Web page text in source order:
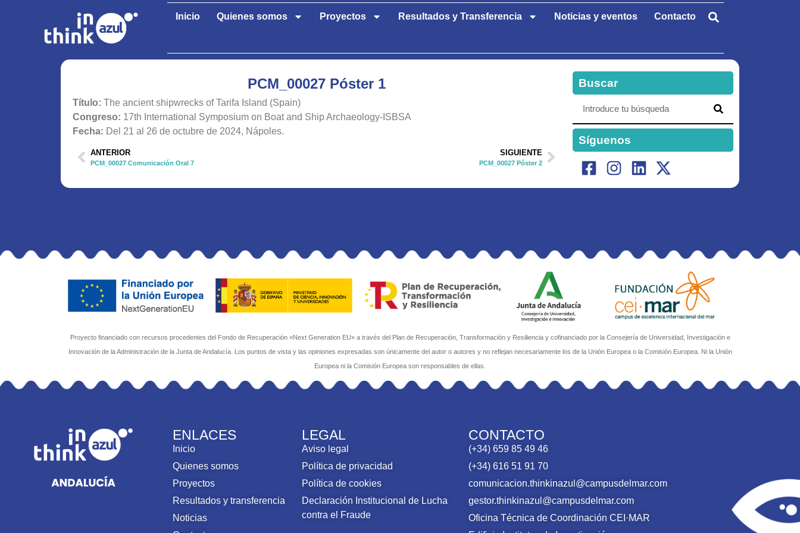
Inicio Quienes somos Proyectos Resultados y Transferencia Noticias y eventos Contacto
PCM_00027 Póster 1
Título: The ancient shipwrecks of Tarifa Island (Spain)
Congreso: 17th International Symposium on Boat and Ship Archaeology-ISBSA
Fecha: Del 21 al 26 de octubre de 2024, Nápoles.
ANTERIOR
PCM_00027 Comunicación Oral 7
SIGUIENTE
PCM_00027 Póster 2
Buscar
Síguenos
Proyecto financiado con recursos procedentes del Fondo de Recuperación «Next Generation EU» a través del Plan de Recuperación, Transformación y Resiliencia y cofinanciado por la Consejería de Universidad, Investigación e
Innovación de la Administración de la Junta de Andalucía. Los puntos de vista y las opiniones expresadas son únicamente del autor o autores y no reflejan necesariamente los de la Unión Europea o la Comisión Europea. Ni la Unión
Europea ni la Comisión Europea son responsables de ellas.
ENLACES
Inicio
Quienes somos
Proyectos
Resultados y transferencia
Noticias
LEGAL
Aviso legal
Política de privacidad
Política de cookies
Declaración Institucional de Lucha
contra el Fraude
CONTACTO
(+34) 659 85 49 46
(+34) 616 51 91 70
comunicacion.thinkinazul@campusdelmar.com
gestor.thinkinazul@campusdelmar.com
Oficina Técnica de Coordinación CEI·MAR